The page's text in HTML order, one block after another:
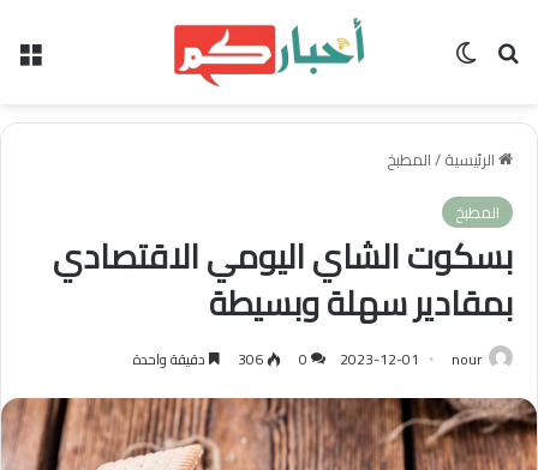
بحث عن الوضع المظلم
الرئيسية/المطبخ
المطبخ
بسكوت الشاي اليومي الاقتصادي
بمقادير سهلة وبسيطة
nour
2023-12-01
0
306 دقيقة واحدة